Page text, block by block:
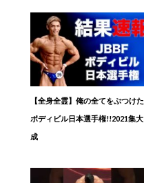
【全身全霊】俺の全てをぶつけた
ボディビル日本選手権!!2021集大
成